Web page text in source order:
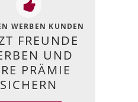
WERBEN KUNDEN
FREUNDE
UND
PRÄMIE
SICHERN